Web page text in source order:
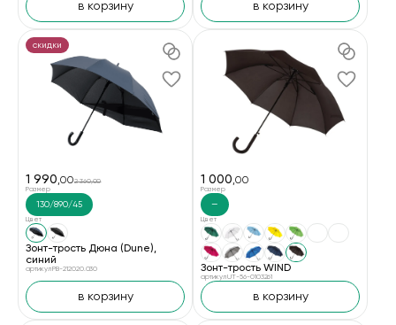
в корзину в корзину
скидки
1 990,002 360,00
Размер
130/890/45
Цвет
Зонт-трость Дюна (Dune),
синий
артикул PB-212020.030
в корзину
1 000,00
Размер
—
Цвет
Зонт-трость WIND
артикул UT-56-0103261
в корзину